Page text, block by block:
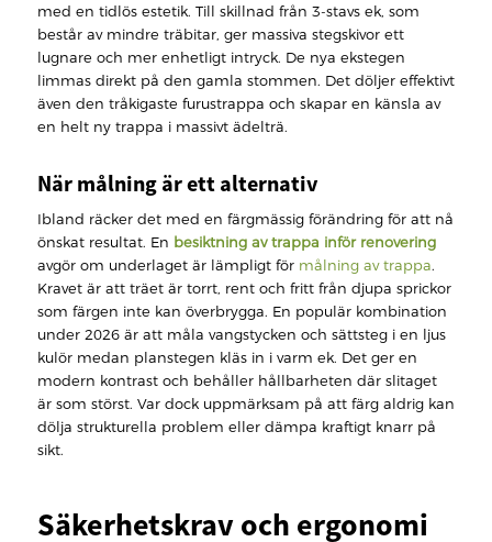
med en tidlös estetik. Till skillnad från 3-stavs ek, som
består av mindre träbitar, ger massiva stegskivor ett
lugnare och mer enhetligt intryck. De nya ekstegen
limmas direkt på den gamla stommen. Det döljer effektivt
även den tråkigaste furustrappa och skapar en känsla av
en helt ny trappa i massivt ädelträ.
När målning är ett alternativ
Ibland räcker det med en färgmässig förändring för att nå
önskat resultat. En besiktning av trappa inför renovering
avgör om underlaget är lämpligt för målning av trappa.
Kravet är att träet är torrt, rent och fritt från djupa sprickor
som färgen inte kan överbrygga. En populär kombination
under 2026 är att måla vangstycken och sättsteg i en ljus
kulör medan planstegen kläs in i varm ek. Det ger en
modern kontrast och behåller hållbarheten där slitaget
är som störst. Var dock uppmärksam på att färg aldrig kan
dölja strukturella problem eller dämpa kraftigt knarr på
sikt.
Säkerhetskrav och ergonomi